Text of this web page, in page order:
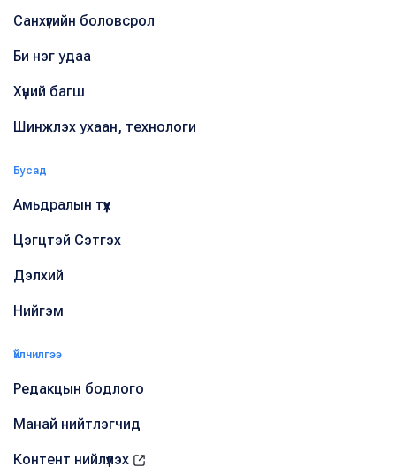
Санхүүгийн боловсрол
Би нэг удаа
Хүний багш
Шинжлэх ухаан, технологи
Бусад
Амьдралын түүх
Цэгцтэй Сэтгэх
Дэлхий
Нийгэм
Үйлчилгээ
Редакцын бодлого
Манай нийтлэгчид
Контент нийлүүлэх